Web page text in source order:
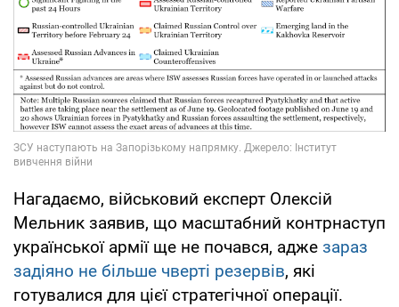
Нагадаємо, військовий експерт Олексій
Мельник заявив, що масштабний контрнаступ
української армії ще не почався, адже зараз
задіяно не більше чверті резервів, які
готувалися для цієї стратегічної операції.